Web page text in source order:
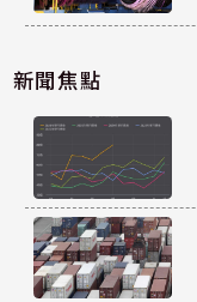
新聞焦點